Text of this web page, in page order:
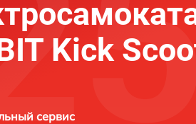
Kick
сервис